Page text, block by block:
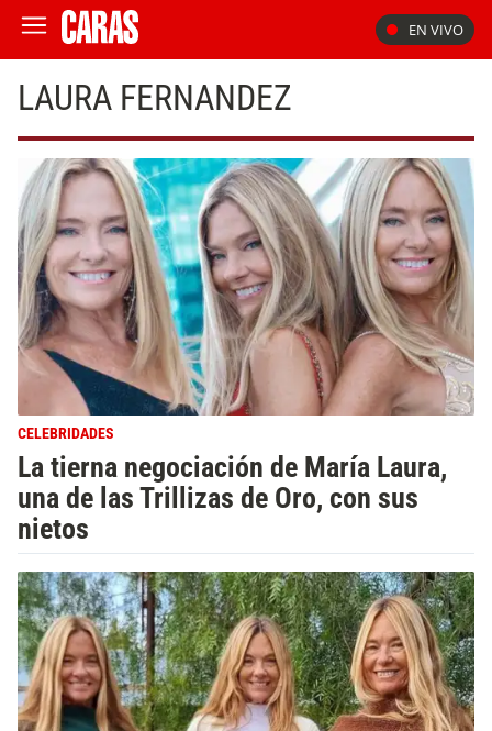
EN VIVO
LAURA FERNANDEZ
CELEBRIDADES
La tierna negociación de María Laura,
una de las Trillizas de Oro, con sus
nietos